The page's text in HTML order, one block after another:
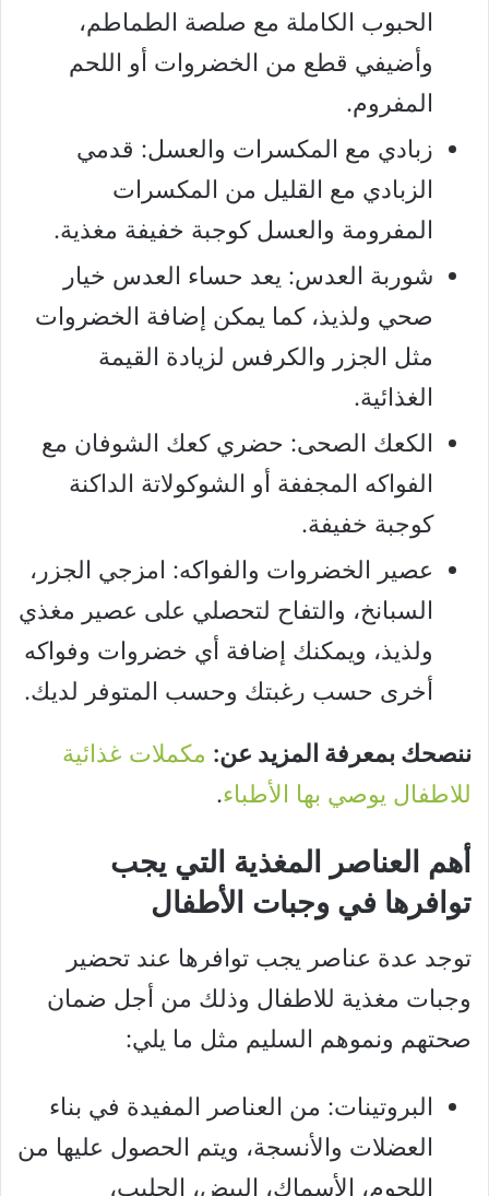
الحبوب الكاملة مع صلصة الطماطم،
وأضيفي قطع من الخضروات أو اللحم
المفروم.
زبادي مع المكسرات والعسل: قدمي
الزبادي مع القليل من المكسرات
المفرومة والعسل كوجبة خفيفة مغذية.
شوربة العدس: يعد حساء العدس خيار
صحي ولذيذ، كما يمكن إضافة الخضروات
مثل الجزر والكرفس لزيادة القيمة
الغذائية.
الكعك الصحى: حضري كعك الشوفان مع
الفواكه المجففة أو الشوكولاتة الداكنة
كوجبة خفيفة.
عصير الخضروات والفواكه: امزجي الجزر،
السبانخ، والتفاح لتحصلي على عصير مغذي
ولذيذ، ويمكنك إضافة أي خضروات وفواكه
أخرى حسب رغبتك وحسب المتوفر لديك.
ننصحك بمعرفة المزيد عن: مكملات غذائية
للاطفال يوصي بها الأطباء.
أهم العناصر المغذية التي يجب
توافرها في وجبات الأطفال
توجد عدة عناصر يجب توافرها عند تحضير
وجبات مغذية للاطفال وذلك من أجل ضمان
صحتهم ونموهم السليم مثل ما يلي:
البروتينات: من العناصر المفيدة في بناء
العضلات والأنسجة، ويتم الحصول عليها من
اللحوم، الأسماك، البيض، الحليب،